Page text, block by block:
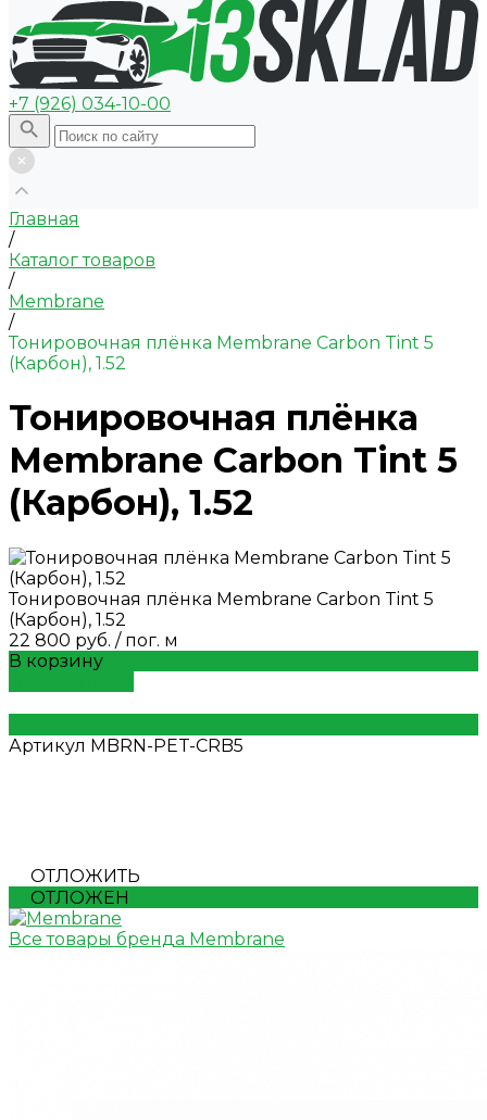
+7 (926) 034-10-00
Главная
/
Каталог товаров
/
Membrane
/
Тонировочная плёнка Membrane Carbon Tint 5
(Карбон), 1.52
Тонировочная плёнка
Membrane Carbon Tint 5
(Карбон), 1.52
Тонировочная плёнка Membrane Carbon Tint 5
(Карбон), 1.52
22 800 руб. / пог. м
В корзину
Артикул MBRN-PET-CRB5
ОТЛОЖИТЬ
ОТЛОЖЕН
Все товары бренда Membrane